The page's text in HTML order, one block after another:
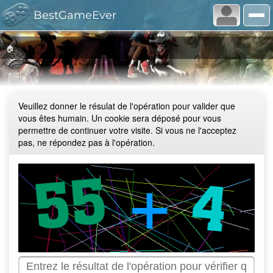
BestGameEver
🏠
Veuillez donner le résulat de l'opération pour valider que
vous êtes humain. Un cookie sera déposé pour vous
permettre de continuer votre visite. Si vous ne l'acceptez
pas, ne répondez pas à l'opération.